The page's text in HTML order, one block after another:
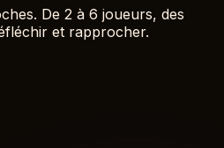
De 2 à 6 joueurs, des
et rapprocher.